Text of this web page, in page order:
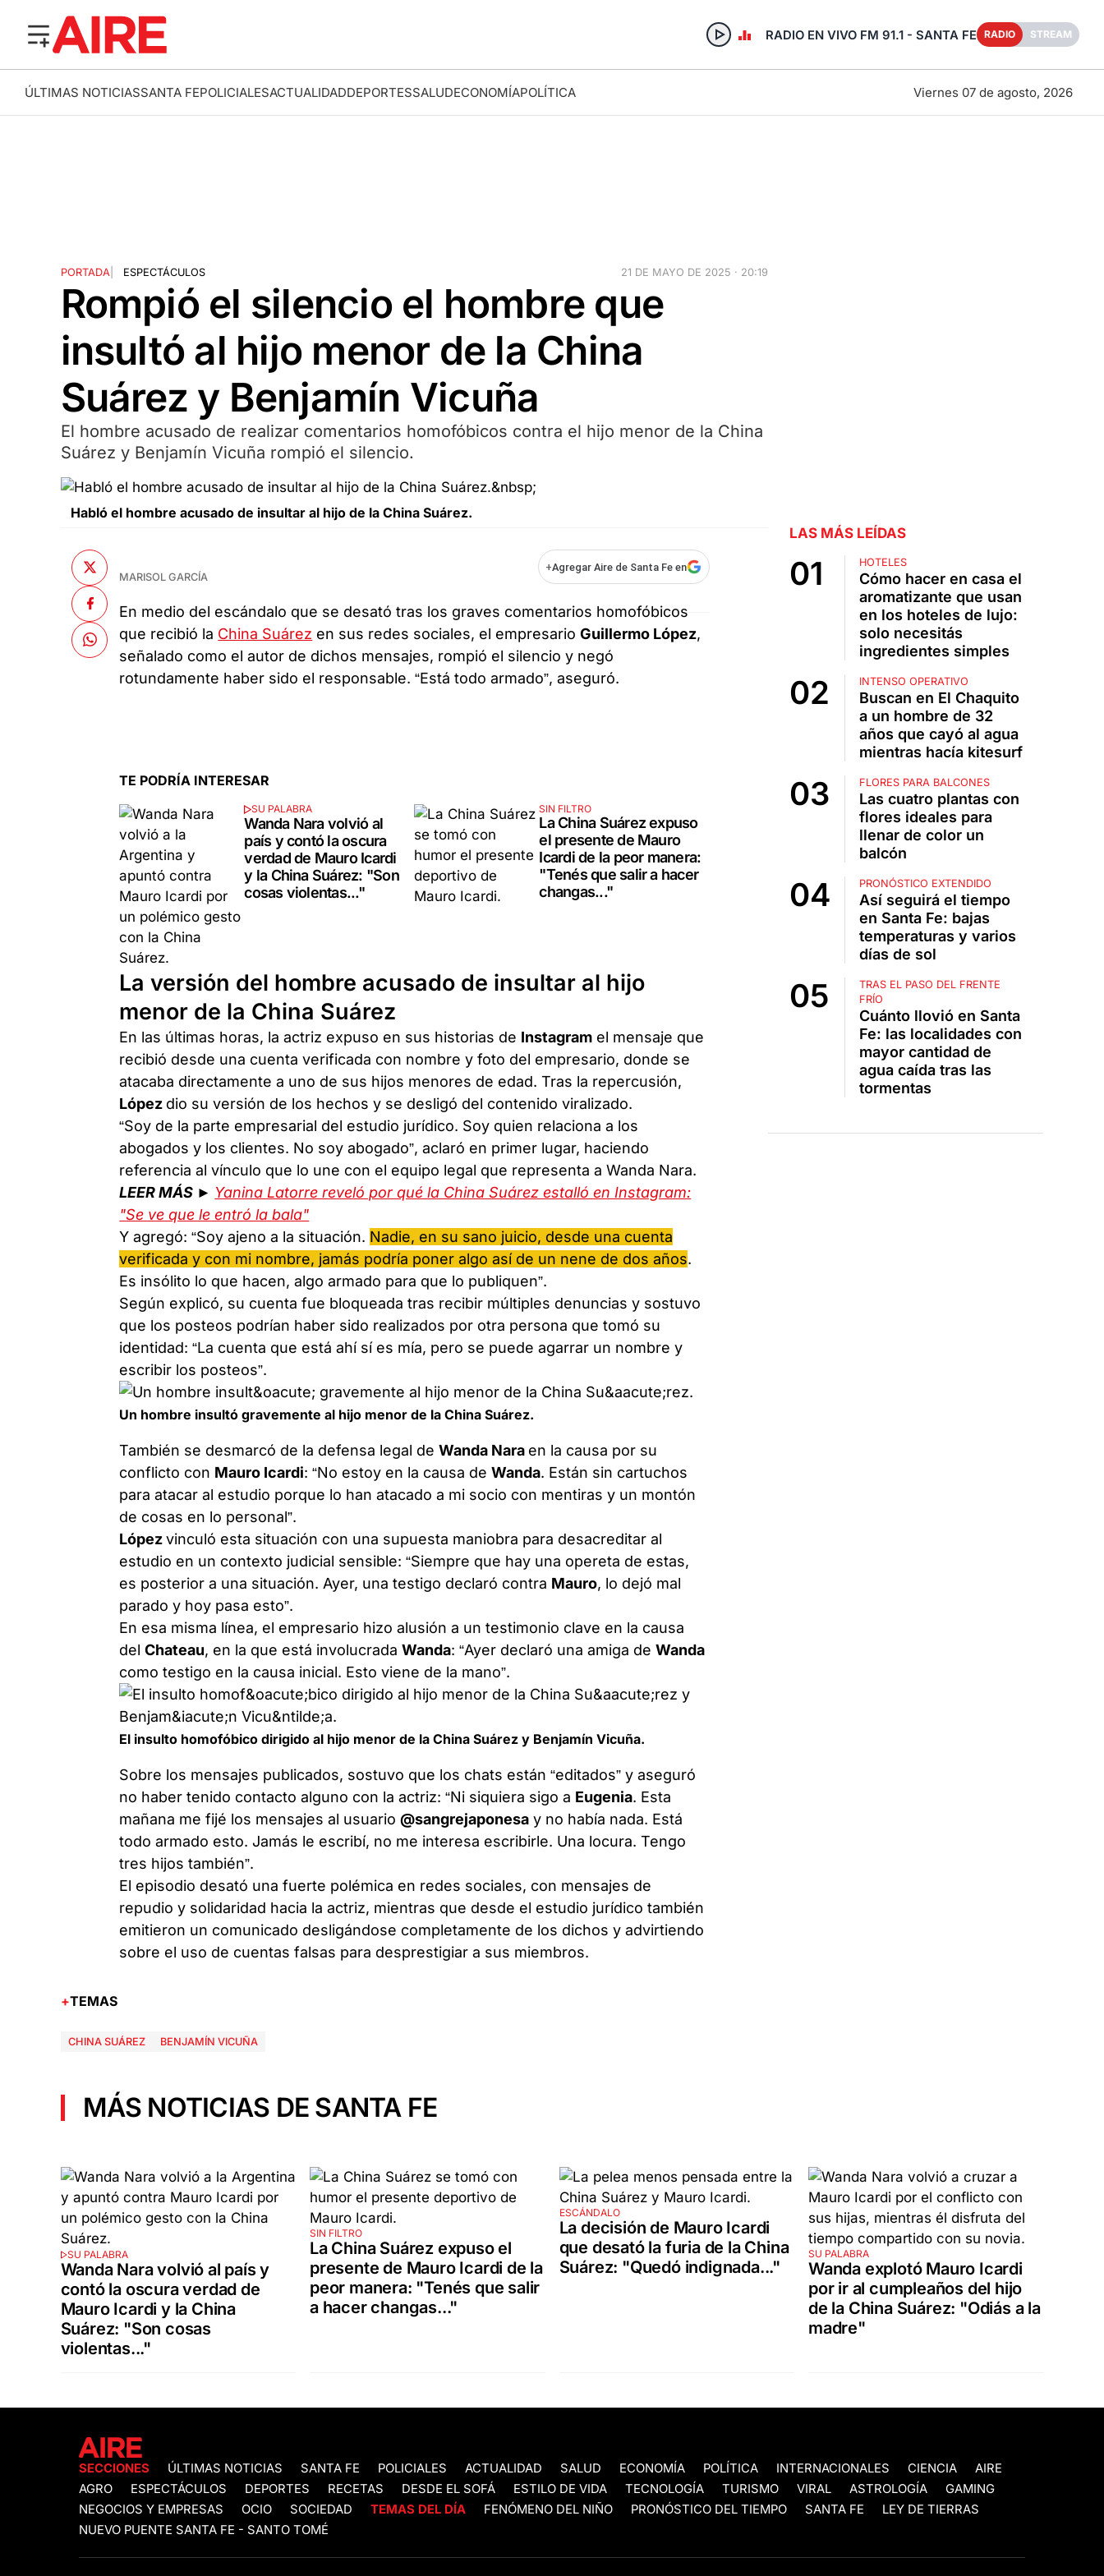
RADIO EN VIVO FM 91.1 - SANTA FE RADIO STREAM
ÚLTIMAS NOTICIASSANTA FEPOLICIALESACTUALIDADDEPORTESSALUDECONOMÍAPOLÍTICA Viernes 07 de agosto, 2026
PORTADA| ESPECTÁCULOS 21 DE MAYO DE 2025 · 20:19
Rompió el silencio el hombre que
insultó al hijo menor de la China
Suárez y Benjamín Vicuña
El hombre acusado de realizar comentarios homofóbicos contra el hijo menor de la China
Suárez y Benjamín Vicuña rompió el silencio.
Habló el hombre acusado de insultar al hijo de la China Suárez.
MARISOL GARCÍA
+Agregar Aire de Santa Fe en
En medio del escándalo que se desató tras los graves comentarios homofóbicos
que recibió la China Suárez en sus redes sociales, el empresarioGuillermo López,
señalado como el autor de dichos mensajes, rompió el silencio y negó
rotundamente haber sido el responsable. “Está todo armado”, aseguró.
TE PODRÍA INTERESAR
SU PALABRA
Wanda Nara volvió al
país y contó la oscura
verdad de Mauro Icardi
y la China Suárez: "Son
cosas violentas..."
SIN FILTRO
La China Suárez expuso
el presente de Mauro
Icardi de la peor manera:
"Tenés que salir a hacer
changas..."
La versión del hombre acusado de insultar al hijo
menor de la China Suárez
En las últimas horas, la actriz expuso en sus historias de Instagram el mensaje que
recibió desde una cuenta verificada con nombre y foto del empresario, donde se
atacaba directamente a uno de sus hijos menores de edad. Tras la repercusión,
López dio su versión de los hechos y se desligó del contenido viralizado.
“Soy de la parte empresarial del estudio jurídico. Soy quien relaciona a los
abogados y los clientes. No soy abogado”, aclaró en primer lugar, haciendo
referencia al vínculo que lo une con el equipo legal que representa a Wanda Nara.
LEER MÁS ► Yanina Latorre reveló por qué la China Suárez estalló en Instagram:
"Se ve que le entró la bala"
Y agregó: “Soy ajeno a la situación. Nadie, en su sano juicio, desde una cuenta
verificada y con mi nombre, jamás podría poner algo así de un nene de dos años.
Es insólito lo que hacen, algo armado para que lo publiquen”.
Según explicó, su cuenta fue bloqueada tras recibir múltiples denuncias y sostuvo
que los posteos podrían haber sido realizados por otra persona que tomó su
identidad: “La cuenta que está ahí sí es mía, pero se puede agarrar un nombre y
escribir los posteos”.
Un hombre insultó gravemente al hijo menor de la China Suárez.
También se desmarcó de la defensa legal deWanda Nara en la causa por su
conflicto con Mauro Icardi: “No estoy en la causa deWanda. Están sin cartuchos
para atacar al estudio porque lo han atacado a mi socio con mentiras y un montón
de cosas en lo personal”.
Lópezvinculó esta situación con una supuesta maniobra para desacreditar al
estudio en un contexto judicial sensible: “Siempre que hay una opereta de estas,
es posterior a una situación. Ayer, una testigo declaró contra Mauro, lo dejó mal
parado y hoy pasa esto”.
En esa misma línea, el empresario hizo alusión a un testimonio clave en la causa
delChateau, en la que está involucradaWanda: “Ayer declaró una amiga deWanda
como testigo en la causa inicial. Esto viene de la mano”.
El insulto homofóbico dirigido al hijo menor de la China Suárez y Benjamín Vicuña.
Sobre los mensajes publicados, sostuvo que los chats están “editados” y aseguró
no haber tenido contacto alguno con la actriz: “Ni siquiera sigo a Eugenia. Esta
mañana me fijé los mensajes al usuario@sangrejaponesa y no había nada. Está
todo armado esto. Jamás le escribí, no me interesa escribirle. Una locura. Tengo
tres hijos también”.
El episodio desató una fuerte polémica en redes sociales, con mensajes de
repudio y solidaridad hacia la actriz, mientras que desde el estudio jurídico también
emitieron un comunicado desligándose completamente de los dichos y advirtiendo
sobre el uso de cuentas falsas para desprestigiar a sus miembros.
LAS MÁS LEÍDAS
HOTELES
Cómo hacer en casa el
aromatizante que usan
en los hoteles de lujo:
solo necesitás
ingredientes simples
INTENSO OPERATIVO
Buscan en El Chaquito
a un hombre de 32
años que cayó al agua
mientras hacía kitesurf
FLORES PARA BALCONES
Las cuatro plantas con
flores ideales para
llenar de color un
balcón
PRONÓSTICO EXTENDIDO
Así seguirá el tiempo
en Santa Fe: bajas
temperaturas y varios
días de sol
TRAS EL PASO DEL FRENTE
FRÍO
Cuánto llovió en Santa
Fe: las localidades con
mayor cantidad de
agua caída tras las
tormentas
TEMAS
CHINA SUÁREZ BENJAMÍN VICUÑA
MÁS NOTICIAS DE SANTA FE
SU PALABRA
Wanda Nara volvió al país y
contó la oscura verdad de
Mauro Icardi y la China
Suárez: "Son cosas
violentas..."
SIN FILTRO
La China Suárez expuso el
presente de Mauro Icardi de la
peor manera: "Tenés que salir
a hacer changas..."
ESCÁNDALO
La decisión de Mauro Icardi
que desató la furia de la China
Suárez: "Quedó indignada..."
SU PALABRA
Wanda explotó Mauro Icardi
por ir al cumpleaños del hijo
de la China Suárez: "Odiás a la
madre"
SECCIONES ÚLTIMAS NOTICIAS SANTA FE POLICIALES ACTUALIDAD SALUD ECONOMÍA POLÍTICA INTERNACIONALES CIENCIA
AIRE
AGRO
ESPECTÁCULOS DEPORTES RECETAS DESDE EL SOFÁ ESTILO DE VIDA TECNOLOGÍA TURISMO VIRAL ASTROLOGÍA
GAMING
NEGOCIOS Y EMPRESAS
OCIO SOCIEDAD TEMAS DEL DÍA FENÓMENO DEL NIÑO PRONÓSTICO DEL TIEMPO SANTA FE
LEY DE TIERRAS
NUEVO PUENTE SANTA FE - SANTO TOMÉ